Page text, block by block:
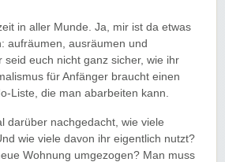
in aller Munde. Ja, mir ist da etwas
aufräumen, ausräumen und
euch nicht ganz sicher, wie ihr
für Anfänger braucht einen
Liste, die man abarbeiten kann.
darüber nachgedacht, wie viele
wie viele davon ihr eigentlich nutzt?
Wohnung umgezogen? Man muss